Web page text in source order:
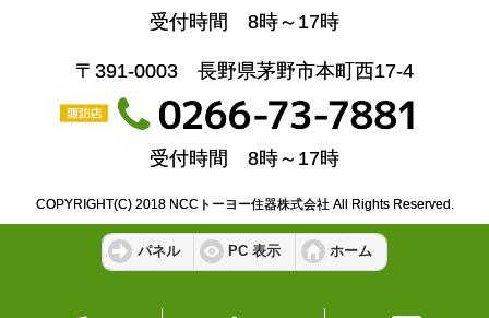
受付時間 8時～17時
〒391-0003 長野県茅野市本町西17-4
受付時間 8時～17時
COPYRIGHT(C) 2018 NCCトーヨー住器株式会社 All Rights Reserved.
パネル PC 表示 ホーム